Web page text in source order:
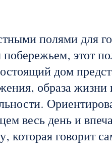
полями для
этот
дом
образа жизни
весь день и
которая говорит